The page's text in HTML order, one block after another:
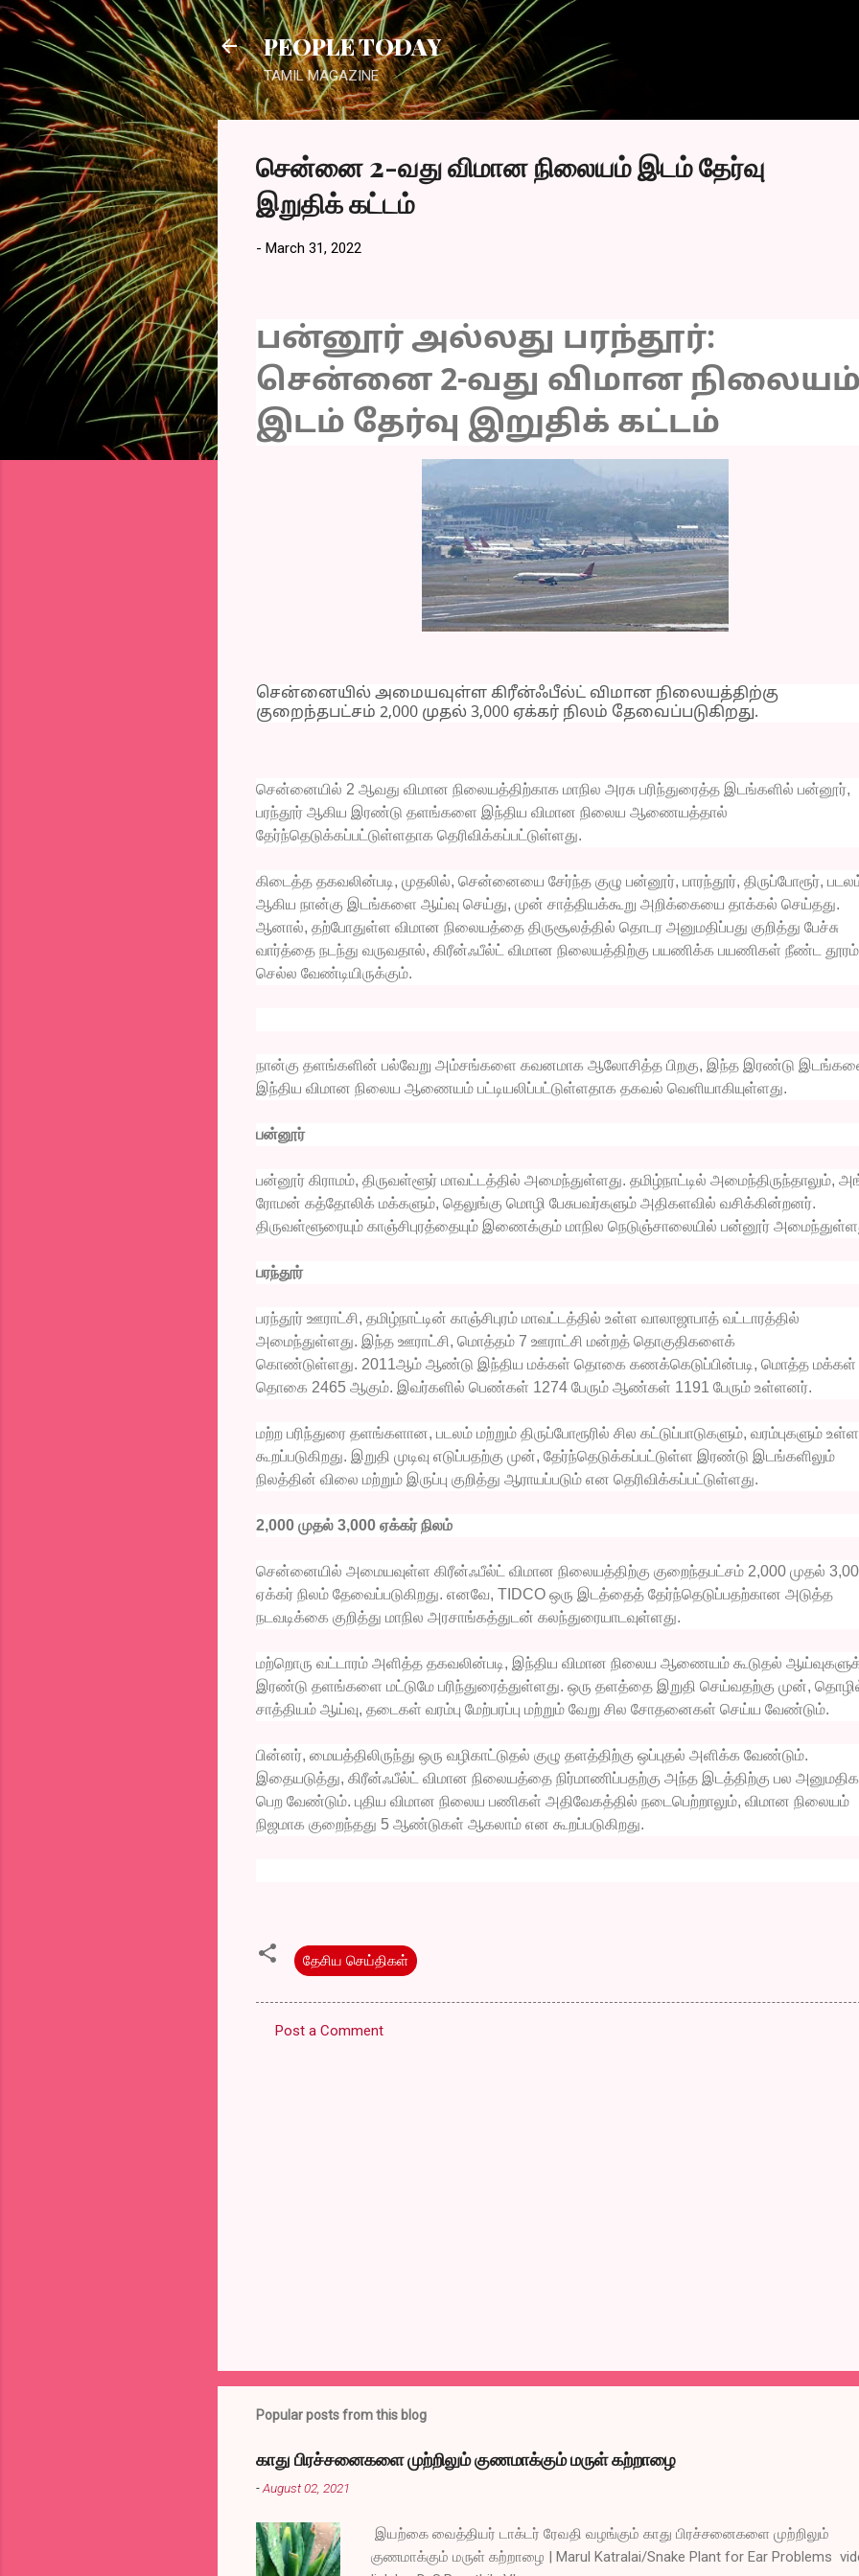
PEOPLE TODAY
TAMIL MAGAZINE
சென்னை 2-வது விமான நிலையம் இடம் தேர்வு
இறுதிக் கட்டம்
- March 31, 2022
பன்னூர் அல்லது பரந்தூர்:
சென்னை 2-வது விமான
இடம் தேர்வு இறுதிக் கட்டம்
சென்னையில் அமையவுள்ள கிரீன்ஃபீல்ட் விமான நிலையத்திற்கு
குறைந்தபட்சம் 2,000 முதல் 3,000 ஏக்கர் நிலம் தேவைப்படுகிறது.
சென்னையில் 2 ஆவது விமான நிலையத்திற்காக மாநில அரசு பரிந்துரைத்த இடங்களில் பன்னூர்,
பரந்தூர் ஆகிய இரண்டு தளங்களை இந்திய விமான நிலைய ஆணையத்தால்
தேர்ந்தெடுக்கப்பட்டுள்ளதாக தெரிவிக்கப்பட்டுள்ளது.
கிடைத்த தகவலின்படி, முதலில், சென்னையை சேர்ந்த குழு பன்னூர், பாரந்தூர், திருப்போரூர்,
ஆகிய நான்கு இடங்களை ஆய்வு செய்து, முன் சாத்தியக்கூறு அறிக்கையை தாக்கல் செய்தது.
ஆனால், தற்போதுள்ள விமான நிலையத்தை திருசூலத்தில் தொடர அனுமதிப்பது குறித்து பேச்சு
வார்த்தை நடந்து வருவதால், கிரீன்ஃபீல்ட் விமான நிலையத்திற்கு பயணிக்க பயணிகள் நீண்ட தூரம்
செல்ல வேண்டியிருக்கும்.
நான்கு தளங்களின் பல்வேறு அம்சங்களை கவனமாக ஆலோசித்த பிறகு, இந்த இரண்டு
இந்திய விமான நிலைய ஆணையம் பட்டியலிப்பட்டுள்ளதாக தகவல் வெளியாகியுள்ளது.
பன்னூர்
பன்னூர் கிராமம், திருவள்ளூர் மாவட்டத்தில் அமைந்துள்ளது. தமிழ்நாட்டில் அமைந்திருந்தாலும்,
ரோமன் கத்தோலிக் மக்களும், தெலுங்கு மொழி பேசுபவர்களும் அதிகளவில் வசிக்கின்றனர்.
திருவள்ளூரையும் காஞ்சிபுரத்தையும் இணைக்கும் மாநில நெடுஞ்சாலையில் பன்னூர்
பரந்தூர்
பரந்தூர் ஊராட்சி, தமிழ்நாட்டின் காஞ்சிபுரம் மாவட்டத்தில் உள்ள வாலாஜாபாத் வட்டாரத்தில்
அமைந்துள்ளது. இந்த ஊராட்சி, மொத்தம் 7 ஊராட்சி மன்றத் தொகுதிகளைக்
கொண்டுள்ளது. 2011ஆம் ஆண்டு இந்திய மக்கள் தொகை கணக்கெடுப்பின்படி, மொத்த மக்கள்
தொகை 2465 ஆகும். இவர்களில் பெண்கள் 1274 பேரும் ஆண்கள் 1191 பேரும் உள்ளனர்.
மற்ற பரிந்துரை தளங்களான, படலம் மற்றும் திருப்போரூரில் சில கட்டுப்பாடுகளும், வரம்புகளும்
கூறப்படுகிறது. இறுதி முடிவு எடுப்பதற்கு முன், தேர்ந்தெடுக்கப்பட்டுள்ள இரண்டு இடங்களிலும்
நிலத்தின் விலை மற்றும் இருப்பு குறித்து ஆராயப்படும் என தெரிவிக்கப்பட்டுள்ளது.
2,000 முதல் 3,000 ஏக்கர் நிலம்
சென்னையில் அமையவுள்ள கிரீன்ஃபீல்ட் விமான நிலையத்திற்கு குறைந்தபட்சம் 2,000 முதல்
ஏக்கர் நிலம் தேவைப்படுகிறது. எனவே, TIDCO ஒரு இடத்தைத் தேர்ந்தெடுப்பதற்கான அடுத்த
நடவடிக்கை குறித்து மாநில அரசாங்கத்துடன் கலந்துரையாடவுள்ளது.
மற்றொரு வட்டாரம் அளித்த தகவலின்படி, இந்திய விமான நிலைய ஆணையம் கூடுதல்
இரண்டு தளங்களை மட்டுமே பரிந்துரைத்துள்ளது. ஒரு தளத்தை இறுதி செய்வதற்கு முன்,
சாத்தியம் ஆய்வு, தடைகள் வரம்பு மேற்பரப்பு மற்றும் வேறு சில சோதனைகள் செய்ய வேண்டும்.
பின்னர், மையத்திலிருந்து ஒரு வழிகாட்டுதல் குழு தளத்திற்கு ஒப்புதல் அளிக்க வேண்டும்.
இதையடுத்து, கிரீன்ஃபீல்ட் விமான நிலையத்தை நிர்மாணிப்பதற்கு அந்த இடத்திற்கு பல
பெற வேண்டும். புதிய விமான நிலைய பணிகள் அதிவேகத்தில் நடைபெற்றாலும், விமான நிலையம்
நிஜமாக குறைந்தது 5 ஆண்டுகள் ஆகலாம் என கூறப்படுகிறது.
தேசிய செய்திகள்
Post a Comment
Popular posts from this blog
காது பிரச்சனைகளை முற்றிலும் குணமாக்கும் மருள் கற்றாழை
-August 02, 2021
இயற்கை வைத்தியர் டாக்டர் ரேவதி வழங்கும் காது பிரச்சனைகளை முற்றிலும்
குணமாக்கும் மருள் கற்றாழை | Marul Katralai/Snake Plant for Ear Problems